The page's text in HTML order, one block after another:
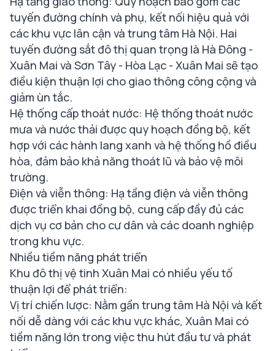
tuyến đường chính và phụ, kết nối hiệu quả với
các khu vực lân cận và trung tâm Hà Nội. Hai
tuyến đường sắt đô thị quan trọng là Hà Đông -
Xuân Mai và Sơn Tây - Hòa Lạc - Xuân Mai sẽ tạo
điều kiện thuận lợi cho giao thông công cộng và
giảm ùn tắc.
Hệ thống cấp thoát nước: Hệ thống thoát nước
mưa và nước thải được quy hoạch đồng bộ, kết
hợp với các hành lang xanh và hệ thống hồ điều
hòa, đảm bảo khả năng thoát lũ và bảo vệ môi
trường.
Điện và viễn thông: Hạ tầng điện và viễn thông
được triển khai đồng bộ, cung cấp đầy đủ các
dịch vụ cơ bản cho cư dân và các doanh nghiệp
trong khu vực.
Nhiều tiềm năng phát triển
Khu đô thị vệ tinh Xuân Mai có nhiều yếu tố
thuận lợi để phát triển:
Vị trí chiến lược: Nằm gần trung tâm Hà Nội và kết
nối dễ dàng với các khu vực khác, Xuân Mai có
tiềm năng lớn trong việc thu hút đầu tư và phát